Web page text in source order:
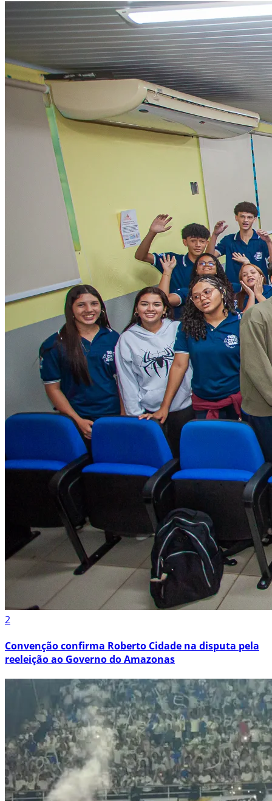
2
Convenção confirma Roberto Cidade na disputa pela
reeleição ao Governo do Amazonas